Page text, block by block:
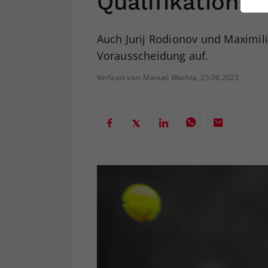
Auch Jurij Rodionov und
Vorausscheidung auf.
Verfasst von: Manuel Wachta, 25.06.2023